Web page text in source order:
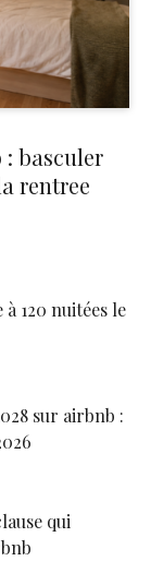
basculer
rentree
120 nuitées le
sur airbnb :
qui